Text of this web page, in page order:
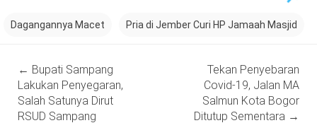
Dagangannya Macet Pria di Jember Curi HP Jamaah Masjid
navigation
← Bupati Sampang
Lakukan Penyegaran,
Salah Satunya Dirut
RSUD Sampang
Tekan Penyebaran
Covid-19, Jalan MA
Salmun Kota Bogor
Ditutup Sementara →